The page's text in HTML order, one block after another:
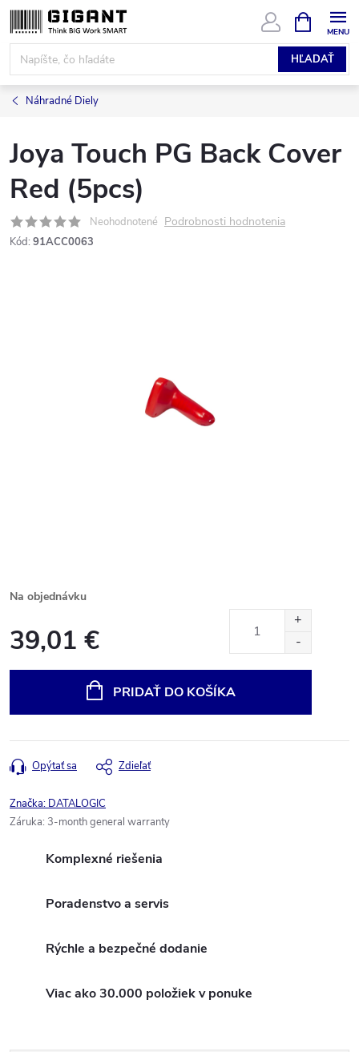
Prejsť
na
obsah
HĽADAŤ
KOŠÍK
Náhradné Diely
Joya Touch PG Back Cover
Red (5pcs)
Neohodnotené Podrobnosti hodnotenia
Kód: 91ACC0063
Na objednávku
39,01 €
PRIDAŤ DO KOŠÍKA
Opýtať sa Zdieľať
Značka: DATALOGIC
Záruka: 3-month general warranty
Komplexné riešenia
Poradenstvo a servis
Rýchle a bezpečné dodanie
Viac ako 30.000 položiek v ponuke